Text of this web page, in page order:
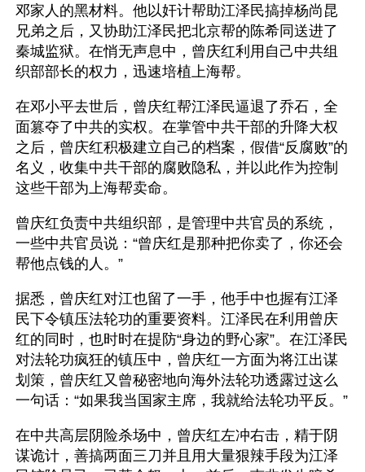
邓家人的黑材料。他以奸计帮助江泽民搞掉杨尚昆
兄弟之后，又协助江泽民把北京帮的陈希同送进了
秦城监狱。在悄无声息中，曾庆红利用自己中共组
织部部长的权力，迅速培植上海帮。
在邓小平去世后，曾庆红帮江泽民逼退了乔石，全
面篡夺了中共的实权。在掌管中共干部的升降大权
之后，曾庆红积极建立自己的档案，假借“反腐败”的
名义，收集中共干部的腐败隐私，并以此作为控制
这些干部为上海帮卖命。
曾庆红负责中共组织部，是管理中共官员的系统，
一些中共官员说：“曾庆红是那种把你卖了，你还会
帮他点钱的人。”
据悉，曾庆红对江也留了一手，他手中也握有江泽
民下令镇压法轮功的重要资料。江泽民在利用曾庆
红的同时，也时时在提防“身边的野心家”。在江泽民
对法轮功疯狂的镇压中，曾庆红一方面为将江出谋
划策，曾庆红又曾秘密地向海外法轮功透露过这么
一句话：“如果我当国家主席，我就给法轮功平反。”
在中共高层阴险杀场中，曾庆红左冲右击，精于阴
谋诡计，善搞两面三刀并且用大量狠辣手段为江泽